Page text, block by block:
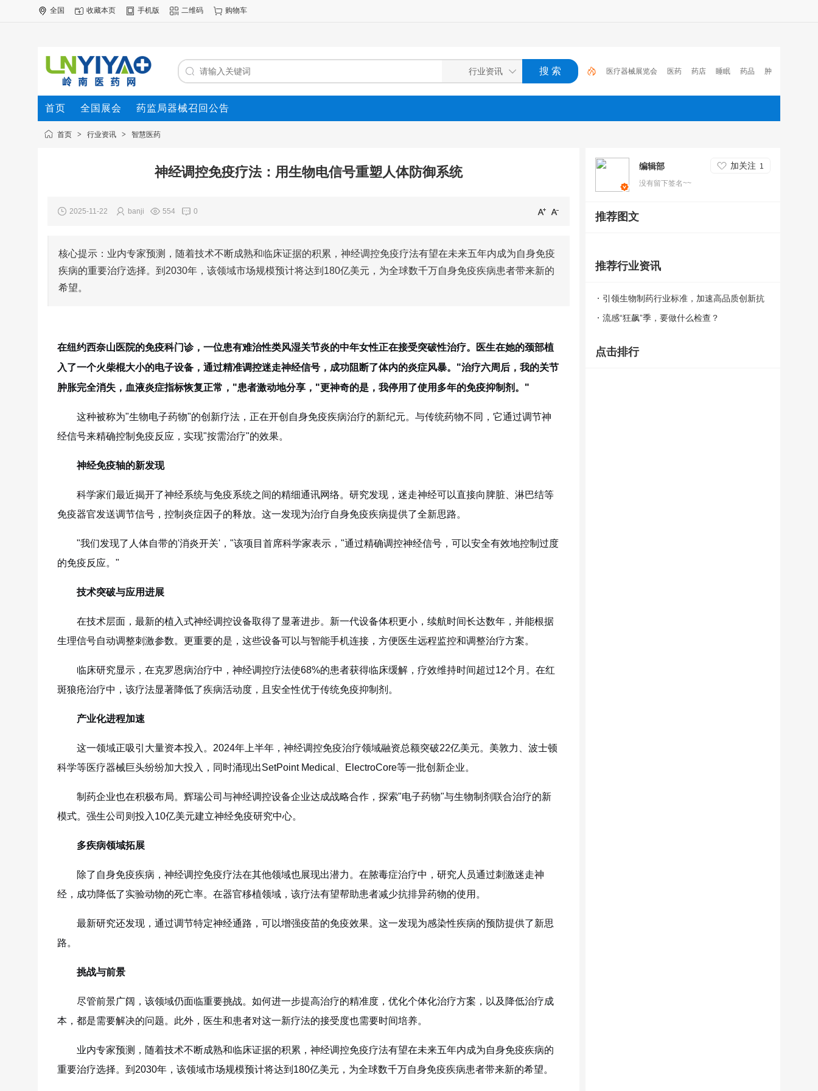
全国 收藏本页 手机版 二维码 购物车
医疗器械展览会 医药 药店 睡眠 药品 肿
瘤 医保 电子处方流转平台 2023 心脑血管疾
病
首页 全国展会 药监局器械召回公告
首页 > 行业资讯 > 智慧医药
神经调控免疫疗法：用生物电信号重塑人体防御系统
2025-11-22 banji 554 0
核心提示：业内专家预测，随着技术不断成熟和临床证据的积累，神经调控免疫疗法有望在未来五年内成为自身免疫
疾病的重要治疗选择。到2030年，该领域市场规模预计将达到180亿美元，为全球数千万自身免疫疾病患者带来新的
希望。
在纽约西奈山医院的免疫科门诊，一位患有难治性类风湿关节炎的中年女性正在接受突破性治疗。医生在她的颈部植
入了一个火柴棍大小的电子设备，通过精准调控迷走神经信号，成功阻断了体内的炎症风暴。"治疗六周后，我的关节
肿胀完全消失，血液炎症指标恢复正常，"患者激动地分享，"更神奇的是，我停用了使用多年的免疫抑制剂。"
这种被称为"生物电子药物"的创新疗法，正在开创自身免疫疾病治疗的新纪元。与传统药物不同，它通过调节神
经信号来精确控制免疫反应，实现"按需治疗"的效果。
神经免疫轴的新发现
科学家们最近揭开了神经系统与免疫系统之间的精细通讯网络。研究发现，迷走神经可以直接向脾脏、淋巴结等
免疫器官发送调节信号，控制炎症因子的释放。这一发现为治疗自身免疫疾病提供了全新思路。
"我们发现了人体自带的'消炎开关'，"该项目首席科学家表示，"通过精确调控神经信号，可以安全有效地控制过度
的免疫反应。"
技术突破与应用进展
在技术层面，最新的植入式神经调控设备取得了显著进步。新一代设备体积更小，续航时间长达数年，并能根据
生理信号自动调整刺激参数。更重要的是，这些设备可以与智能手机连接，方便医生远程监控和调整治疗方案。
临床研究显示，在克罗恩病治疗中，神经调控疗法使68%的患者获得临床缓解，疗效维持时间超过12个月。在红
斑狼疮治疗中，该疗法显著降低了疾病活动度，且安全性优于传统免疫抑制剂。
产业化进程加速
这一领域正吸引大量资本投入。2024年上半年，神经调控免疫治疗领域融资总额突破22亿美元。美敦力、波士顿
科学等医疗器械巨头纷纷加大投入，同时涌现出SetPoint Medical、ElectroCore等一批创新企业。
制药企业也在积极布局。辉瑞公司与神经调控设备企业达成战略合作，探索"电子药物"与生物制剂联合治疗的新
模式。强生公司则投入10亿美元建立神经免疫研究中心。
多疾病领域拓展
除了自身免疫疾病，神经调控免疫疗法在其他领域也展现出潜力。在脓毒症治疗中，研究人员通过刺激迷走神
经，成功降低了实验动物的死亡率。在器官移植领域，该疗法有望帮助患者减少抗排异药物的使用。
最新研究还发现，通过调节特定神经通路，可以增强疫苗的免疫效果。这一发现为感染性疾病的预防提供了新思
路。
挑战与前景
尽管前景广阔，该领域仍面临重要挑战。如何进一步提高治疗的精准度，优化个体化治疗方案，以及降低治疗成
本，都是需要解决的问题。此外，医生和患者对这一新疗法的接受度也需要时间培养。
业内专家预测，随着技术不断成熟和临床证据的积累，神经调控免疫疗法有望在未来五年内成为自身免疫疾病的
重要治疗选择。到2030年，该领域市场规模预计将达到180亿美元，为全球数千万自身免疫疾病患者带来新的希望。
编辑部 加关注 1
没有留下签名~~
推荐图文
推荐行业资讯
引领生物制药行业标准，加速高品质创新抗
癌药惠及患者 ——百济神州广州生物药生
流感“狂飙”季，要做什么检查？
点击排行